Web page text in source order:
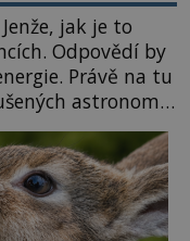
jak je to
Odpovědí by
Právě na tu
astronomů.
kometu!
a Gary Bernstein
snímky v rámci